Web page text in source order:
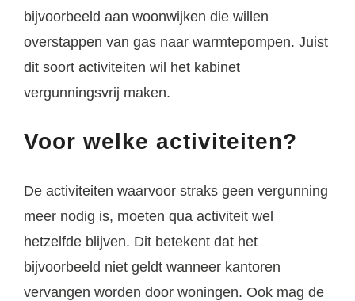
bijvoorbeeld aan woonwijken die willen
overstappen van gas naar warmtepompen. Juist
dit soort activiteiten wil het kabinet
vergunningsvrij maken.
Voor welke activiteiten?
De activiteiten waarvoor straks geen vergunning
meer nodig is, moeten qua activiteit wel
hetzelfde blijven. Dit betekent dat het
bijvoorbeeld niet geldt wanneer kantoren
vervangen worden door woningen. Ook mag de